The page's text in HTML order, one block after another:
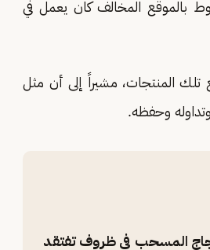
بالموقع المخالف كان يعمل في
تلك المنتجات، مشيراً إلى أن مثل
وحفظه.
المسحب في ظروف تفتقد